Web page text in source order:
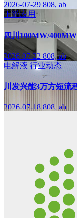
2026-07-29 808, ab
下游应用
四川100MW/
2026-07-22 808, ab
电解液 行业动态
川发兴能3万方短流
2026-07-18 808, ab